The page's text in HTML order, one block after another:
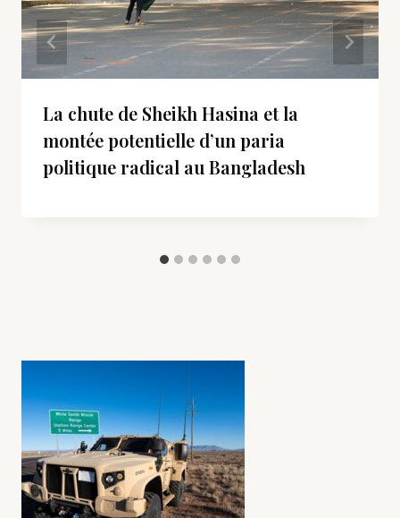
La chute de Sheikh Hasina et la
montée potentielle d’un paria
politique radical au Bangladesh